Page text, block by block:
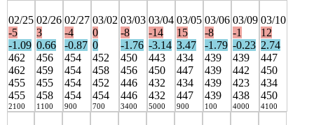
02/25
-5
-1.09
462
462
455
455
2100
02/26
3
0.66
456
459
455
458
1100
02/27
-4
-0.87
454
454
454
454
900
03/02
0
0
452
458
452
454
700
03/03
-8
-1.76
450
456
446
446
3400
03/04
-14
-3.14
443
450
432
432
5000
03/05
15
3.47
434
447
434
447
900
03/06
-8
-1.79
439
439
439
439
100
03/09
-1
-0.23
439
442
423
438
4000
03/10
12
2.74
447
450
434
450
4100